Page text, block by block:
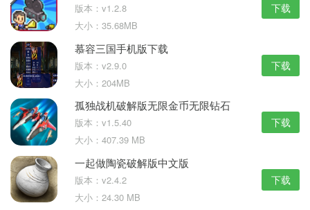
版本：v1.2.8
大小：35.68MB
下载
慕容三国手机版下载
版本：v2.9.0
大小：204MB
下载
孤独战机破解版无限金币无限钻石
版本：v1.5.40
大小：407.39 MB
下载
一起做陶瓷破解版中文版
版本：v2.4.2
大小：24.30 MB
下载